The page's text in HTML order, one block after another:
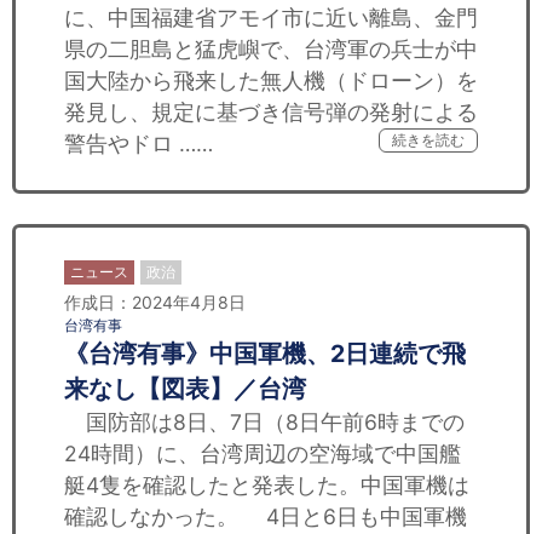
に、中国福建省アモイ市に近い離島、金門
県の二胆島と猛虎嶼で、台湾軍の兵士が中
国大陸から飛来した無人機（ドローン）を
発見し、規定に基づき信号弾の発射による
警告やドロ ……
続きを読む
ニュース 政治
作成日：2024年4月8日
台湾有事
《台湾有事》中国軍機、2日連続で飛
来なし【図表】／台湾
国防部は8日、7日（8日午前6時までの
24時間）に、台湾周辺の空海域で中国艦
艇4隻を確認したと発表した。中国軍機は
確認しなかった。 4日と6日も中国軍機